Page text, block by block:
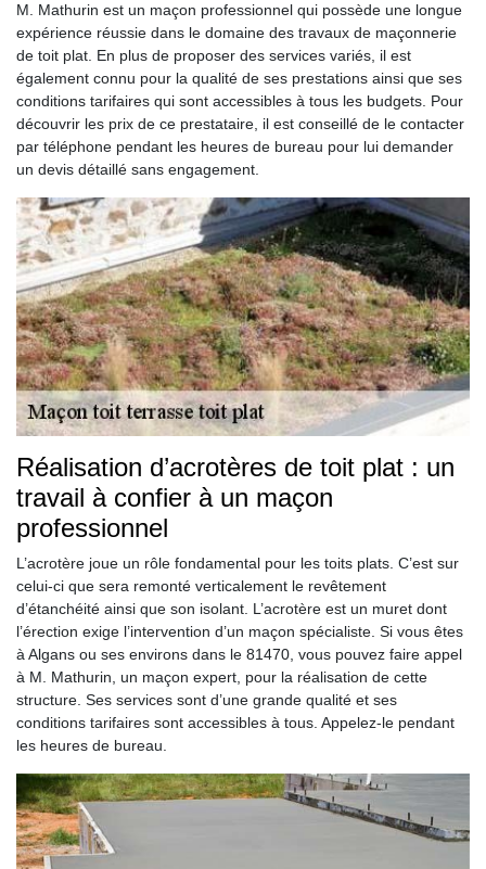
M. Mathurin est un maçon professionnel qui possède une longue
expérience réussie dans le domaine des travaux de maçonnerie
de toit plat. En plus de proposer des services variés, il est
également connu pour la qualité de ses prestations ainsi que ses
conditions tarifaires qui sont accessibles à tous les budgets. Pour
découvrir les prix de ce prestataire, il est conseillé de le contacter
par téléphone pendant les heures de bureau pour lui demander
un devis détaillé sans engagement.
Réalisation d’acrotères de toit plat : un
travail à confier à un maçon
professionnel
L’acrotère joue un rôle fondamental pour les toits plats. C’est sur
celui-ci que sera remonté verticalement le revêtement
d’étanchéité ainsi que son isolant. L’acrotère est un muret dont
l’érection exige l’intervention d’un maçon spécialiste. Si vous êtes
à Algans ou ses environs dans le 81470, vous pouvez faire appel
à M. Mathurin, un maçon expert, pour la réalisation de cette
structure. Ses services sont d’une grande qualité et ses
conditions tarifaires sont accessibles à tous. Appelez-le pendant
les heures de bureau.